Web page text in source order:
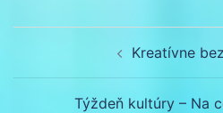
Kreatívne
Týždeň kultúry – Na